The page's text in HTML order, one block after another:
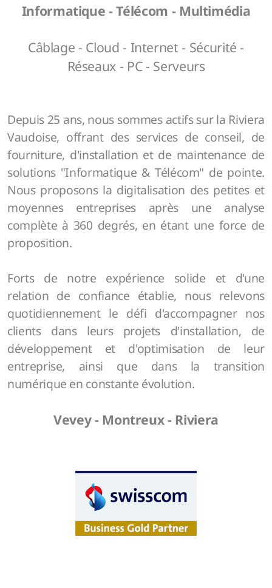
Informatique - Télécom - Multimédia
Câblage - Cloud - Internet - Sécurité -
Réseaux - PC - Serveurs
Depuis 25 ans, nous sommes actifs sur la Riviera
Vaudoise, offrant des services de conseil, de
fourniture, d'installation et de maintenance de
solutions "Informatique & Télécom" de pointe.
Nous proposons la digitalisation des petites et
moyennes entreprises après une analyse
complète à 360 degrés, en étant une force de
proposition.
Forts de notre expérience solide et d'une
relation de confiance établie, nous relevons
quotidiennement le défi d'accompagner nos
clients dans leurs projets d'installation, de
développement et d'optimisation de leur
entreprise, ainsi que dans la transition
numérique en constante évolution.
Vevey - Montreux - Riviera